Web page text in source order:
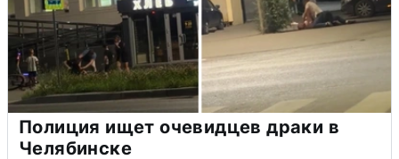
Полиция ищет очевидцев драки в
Челябинске